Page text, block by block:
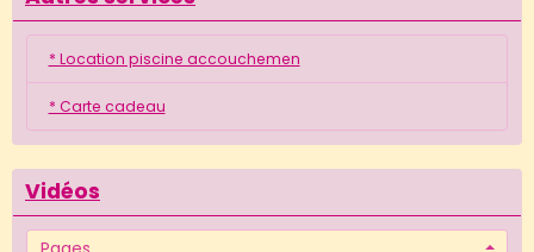
* Location piscine accouchemen
* Carte cadeau
Vidéos